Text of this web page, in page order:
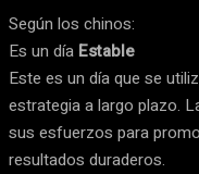
Según los chinos:
Es un día Estable
Este es un día que se
estrategia a largo plazo.
sus esfuerzos para
resultados duraderos.